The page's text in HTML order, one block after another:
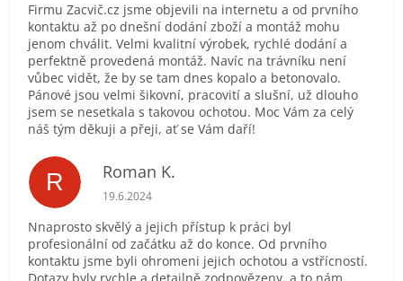
Firmu Zacvič.cz jsme objevili na internetu a od prvního
kontaktu až po dnešní dodání zboží a montáž mohu
jenom chválit. Velmi kvalitní výrobek, rychlé dodání a
perfektně provedená montáž. Navíc na trávníku není
vůbec vidět, že by se tam dnes kopalo a betonovalo.
Pánové jsou velmi šikovní, pracovití a slušní, už dlouho
jsem se nesetkala s takovou ochotou. Moc Vám za celý
náš tým děkuji a přeji, ať se Vám daří!
R Roman K.
Hodnocení obchodu je 5 z 5 hvězdiček.
19.6.2024
Nnaprosto skvělý a jejich přístup k práci byl
profesionální od začátku až do konce. Od prvního
kontaktu jsme byli ohromeni jejich ochotou a vstřícností.